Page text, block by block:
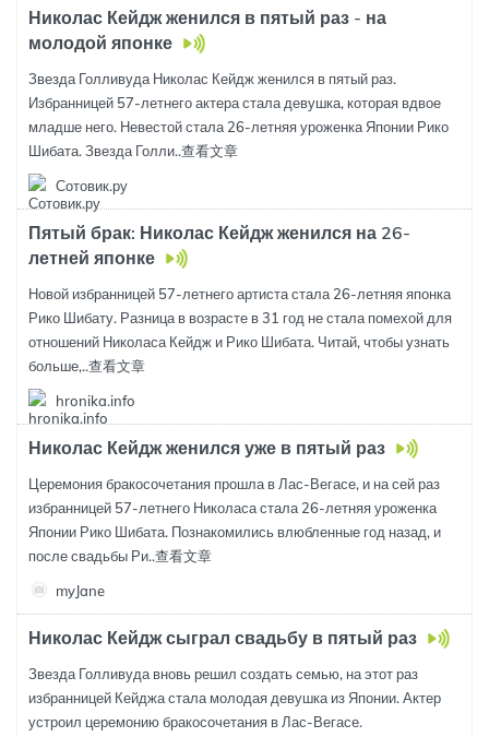
Николас Кейдж женился в пятый раз - на
молодой японке
Звезда Голливуда Николас Кейдж женился в пятый раз.
Избранницей 57-летнего актера стала девушка, которая вдвое
младше него. Невестой стала 26-летняя уроженка Японии Рико
Шибата. Звезда Голли..查看文章
Сотовик.ру
Пятый брак: Николас Кейдж женился на 26-
летней японке
Новой избранницей 57-летнего артиста стала 26-летняя японка
Рико Шибату. Разница в возрасте в 31 год не стала помехой для
отношений Николаса Кейдж и Рико Шибата. Читай, чтобы узнать
больше,..查看文章
hronika.info
Николас Кейдж женился уже в пятый раз
Церемония бракосочетания прошла в Лас-Вегасе, и на сей раз
избранницей 57-летнего Николаса стала 26-летняя уроженка
Японии Рико Шибата. Познакомились влюбленные год назад, и
после свадьбы Ри..查看文章
myJane
Николас Кейдж сыграл свадьбу в пятый раз
Звезда Голливуда вновь решил создать семью, на этот раз
избранницей Кейджа стала молодая девушка из Японии. Актер
устроил церемонию бракосочетания в Лас-Вегасе.